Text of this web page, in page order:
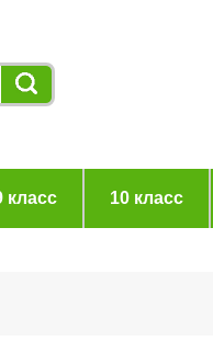
класс 10 класс